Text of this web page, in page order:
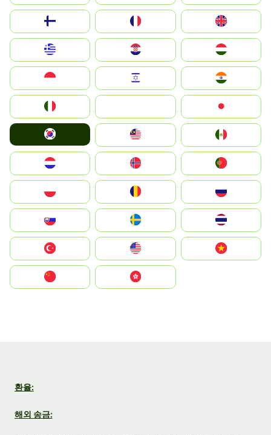
United Kingdom
Magyarország
South Korea
United States
中國香港特別行政區
환율:
해외 송금: